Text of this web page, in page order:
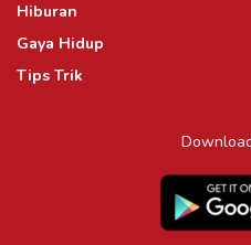
Hiburan
Gaya Hidup
Tips Trik